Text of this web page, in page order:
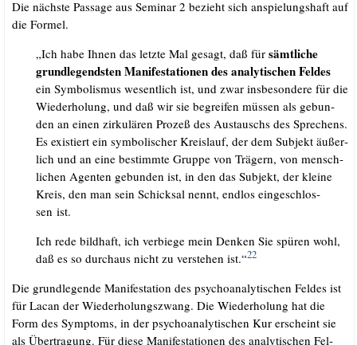
Die nächs­te Pas­sa­ge aus Semi­nar 2 bezieht sich anspie­lungs­haft auf
die Formel.
„Ich habe Ihnen das letz­te Mal gesagt, daß für sämt­li­che
grund­le­gends­ten Mani­fes­ta­tio­nen des ana­ly­ti­schen Fel­des
ein Sym­bo­lis­mus wesent­lich ist, und zwar ins­be­son­de­re für die
Wie­der­ho­lung, und daß wir sie begrei­fen müs­sen als gebun­
den an einen zir­ku­lä­ren Pro­zeß des Aus­tauschs des Spre­chens.
Es exis­tiert ein sym­bo­li­scher Kreis­lauf, der dem Sub­jekt äußer­
lich und an eine bestimm­te Grup­pe von Trä­gern, von mensch­
li­chen Agen­ten gebun­den ist, in den das Sub­jekt, der klei­ne
Kreis, den man sein Schick­sal nennt, end­los ein­ge­schlos­
sen ist.
Ich rede bild­haft, ich ver­bie­ge mein Den­ken Sie spü­ren wohl,
daß es so durch­aus nicht zu ver­ste­hen ist.“22
Die grund­le­gen­de Mani­fes­ta­ti­on des psy­cho­ana­ly­ti­schen Fel­des ist
für Lacan der Wie­der­ho­lungs­zwang. Die Wie­der­ho­lung hat die
Form des Sym­ptoms, in der psy­cho­ana­ly­ti­schen Kur erscheint sie
als Über­tra­gung. Für die­se Mani­fes­ta­tio­nen des ana­ly­ti­schen Fel­